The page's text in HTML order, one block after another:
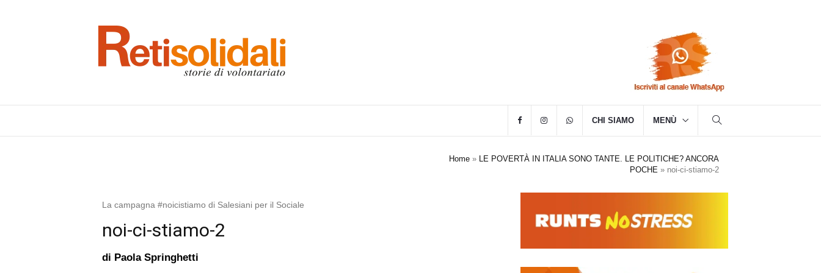
CHI SIAMO MENÙ
Home » LE POVERTÀ IN ITALIA SONO TANTE. LE POLITICHE? ANCORA
POCHE » noi-ci-stiamo-2
La campagna #noicistiamo di Salesiani per il Sociale
noi-ci-stiamo-2
di Paola Springhetti